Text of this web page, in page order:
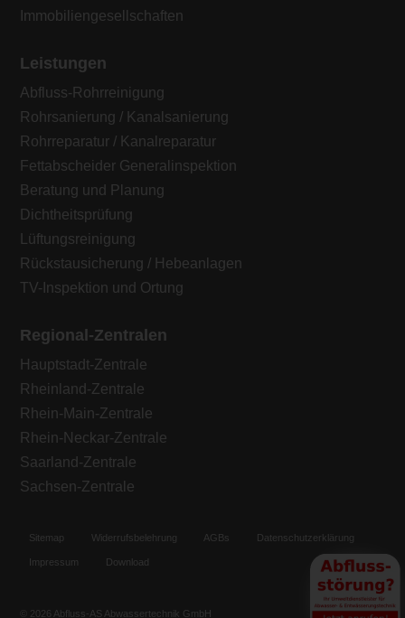
Immobiliengesellschaften
Leistungen
Abfluss-Rohrreinigung
Rohrsanierung / Kanalsanierung
Rohrreparatur / Kanalreparatur
Fettabscheider Generalinspektion
Beratung und Planung
Dichtheitsprüfung
Lüftungsreinigung
Rückstausicherung / Hebeanlagen
TV-Inspektion und Ortung
Regional-Zentralen
Hauptstadt-Zentrale
Rheinland-Zentrale
Rhein-Main-Zentrale
Rhein-Neckar-Zentrale
Saarland-Zentrale
Sachsen-Zentrale
Sitemap Widerrufsbelehrung AGBs Datenschutzerklärung
Impressum Download
© 2026 Abfluss-AS Abwassertechnik GmbH